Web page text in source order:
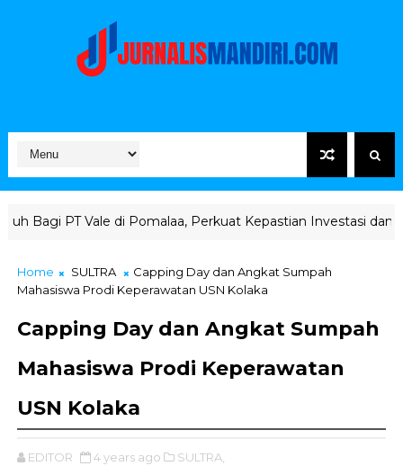
Pomalaa, Perkuat Kepastian Investasi dan Hilirisasi
Home SULTRA
Capping Day dan Angkat Sumpah
Mahasiswa Prodi Keperawatan USN Kolaka
Capping Day dan Angkat Sumpah
Mahasiswa Prodi Keperawatan
USN Kolaka
EDITOR 4 years ago SULTRA,